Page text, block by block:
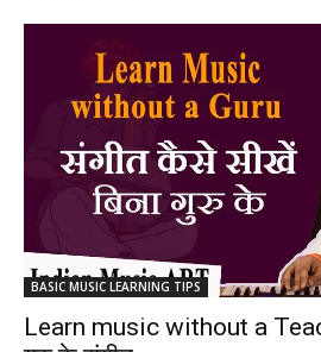
BASIC MUSIC LEARNING TIPS
Learn music without a